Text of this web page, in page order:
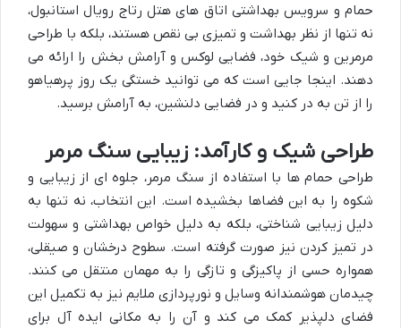
حمام و سرویس بهداشتی اتاق های هتل رتاج رویال استانبول،
نه تنها از نظر بهداشت و تمیزی بی نقص هستند، بلکه با طراحی
مرمرین و شیک خود، فضایی لوکس و آرامش بخش را ارائه می
دهند. اینجا جایی است که می توانید خستگی یک روز پرهیاهو
را از تن به در کنید و در فضایی دلنشین، به آرامش برسید.
طراحی شیک و کارآمد: زیبایی سنگ مرمر
طراحی حمام ها با استفاده از سنگ مرمر، جلوه ای از زیبایی و
شکوه را به این فضاها بخشیده است. این انتخاب، نه تنها به
دلیل زیبایی شناختی، بلکه به دلیل خواص بهداشتی و سهولت
در تمیز کردن نیز صورت گرفته است. سطوح درخشان و صیقلی،
همواره حسی از پاکیزگی و تازگی را به مهمان منتقل می کنند.
چیدمان هوشمندانه وسایل و نورپردازی ملایم نیز به تکمیل این
فضای دلپذیر کمک می کند و آن را به مکانی ایده آل برای